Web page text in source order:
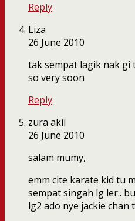
Reply
Liza
26 June 2010
tak sempat lagik nak gi
so very soon
Reply
zura akil
26 June 2010
salam mumy,
emm cite karate kid tu
sempat singah lg ler..
lg2 ado nye jackie chan